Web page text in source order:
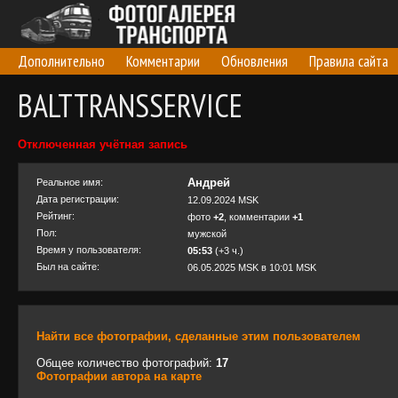
Дополнительно Комментарии Обновления Правила сайта
BALTTRANSSERVICE
Отключенная учётная запись
Реальное имя: Андрей
Дата регистрации:
12.09.2024 MSK
Рейтинг:
фото +2 , комментарии +1
Пол:
мужской
Время у пользователя:
05:53 (+3 ч.)
Был на сайте:
06.05.2025 MSK в 10:01 MSK
Найти все фотографии, сделанные этим пользователем
Общее количество фотографий: 17
Фотографии автора на карте